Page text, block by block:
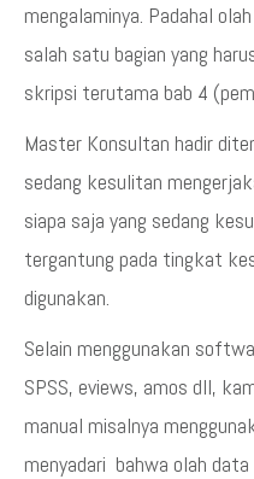
mengalaminya. Padahal
salah satu bagian yang
skripsi terutama bab 4
Master Konsultan hadir
sedang kesulitan
siapa saja yang sedang
tergantung pada tingkat
digunakan.
Selain menggunakan
SPSS, eviews, amos dll,
manual misalnya
menyadari bahwa olah